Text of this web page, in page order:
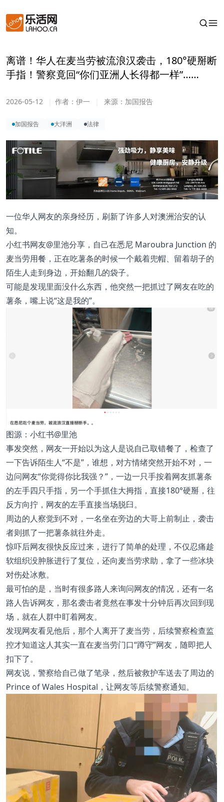
离谱！华人在麦当劳被流浪汉袭击，180°硬掰断
手指！警察竟回“你们亚洲人长得都一样”……
2026-05-12 作者： 伊一 来源： 加国报告
加国报告 大洋洲 法律
一位华人网友的亲身经历，刷新了许多人对澳洲治安的认
知。
小红书网友@里池分享，自己在悉尼 Maroubra Junction 的
麦当劳用餐，正在吃薯条的时候一个戴着兜帽、留着胡子的
陌生人走到身边，开始翻几的袋子。
可能是发现里面没什么东西，他突然一把抓过了网友在吃的
薯条，嘴上说“这是我的”。
图源：小红书@里池
事发突然，网友一开始以为这人是说自己取错餐了，检查了
一下告诉陌生人“不是”，谁想，对方情绪突然开始不对，一
边问网友“你觉得你比我强？”，一边一只手按着网友抓薯条
的左手四只手指，另一个手抓住大拇指，直接180°硬掰，往
反方向拧，网友的左手直接当场脱臼。
周边的人察觉到不对，一名坐在旁边的大哥上前制止，袭击
者则抓了一把薯条就往外走。
惊吓后网友很快反应过来，进行了简单的处理，不仅忍痛趁
软组织没肿胀进行了复位，还向麦当劳求助，拿了一些冰块
对伤处冰敷。
最可怕的是，当时有很多路人来询问网友的情况，还有一名
路人告诉网友，那名袭击者竟然在事发十分钟后再次回到现
场，就在人群中盯着网友。
发现网友看见他后，那个人离开了麦当劳，后续警察检查监
控才知道这人其实一直在麦当劳门口“蹲守”网友，随即把人
扣下了。
网友说，警察给自己做了笔录，然后被救护车送去了周边的
Prince of Wales Hospital，让网友等后续警察通知。